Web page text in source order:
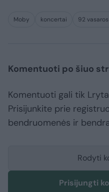
Moby koncertai 92
Komentuoti po šiuo
Komentuoti gali tik
Prisijunkite prie
bendruomenės ir
Rodyti
Prisijungti